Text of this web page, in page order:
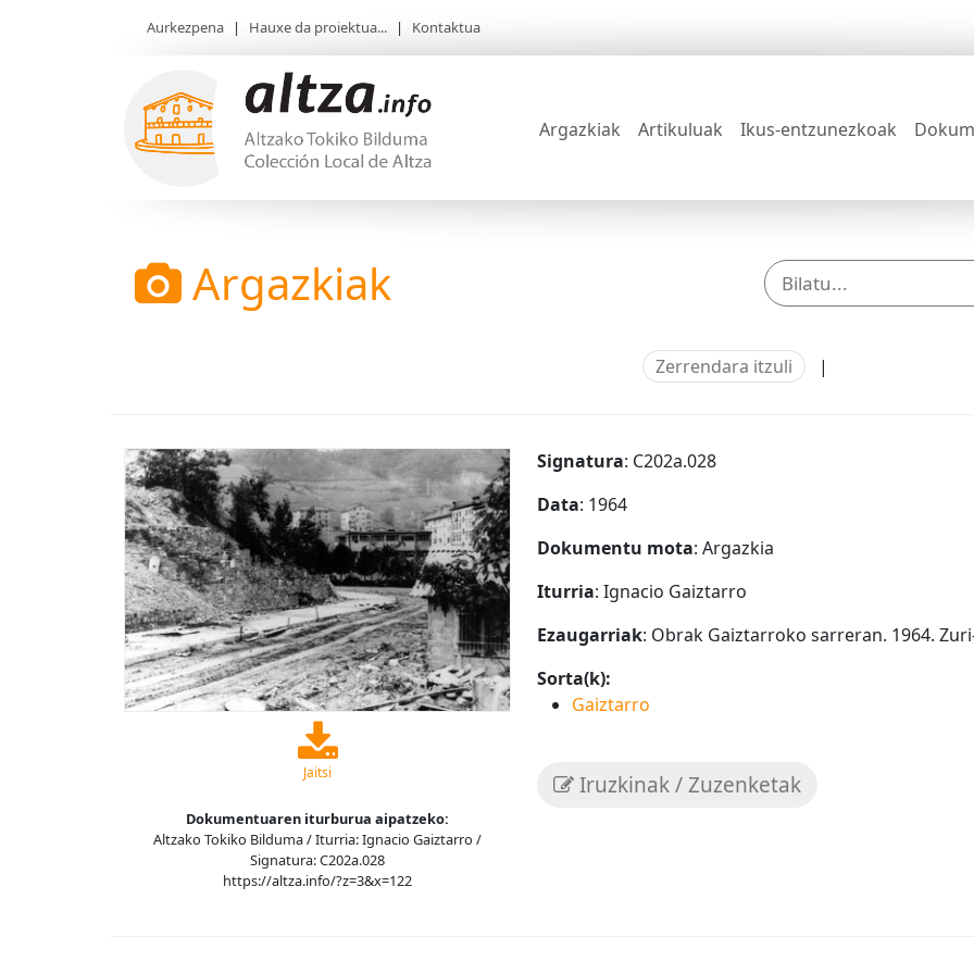
Aurkezpena | Hauxe da proiektua... | Kontaktua
Argazkiak Artikuluak Ikus-entzunezkoak
Argazkiak
Zerrendara itzuli |
Jaitsi
Dokumentuaren iturburua aipatzeko:
Altzako Tokiko Bilduma / Iturria: Ignacio Gaiztarro /
Signatura: C202a.028
https://altza.info/?z=3&x=122
Signatura: C202a.028
Data: 1964
Dokumentu mota: Argazkia
Iturria: Ignacio Gaiztarro
Ezaugarriak: Obrak Gaiztarroko sarreran. 1964.
Sorta(k):
Gaiztarro
Iruzkinak / Zuzenketak